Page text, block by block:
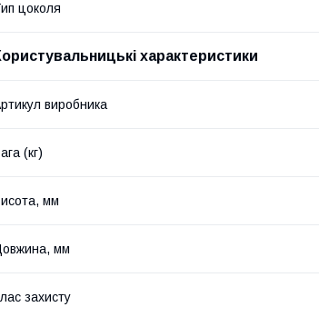
цоколя
характеристики
виробника
(кг)
мм
мм
захисту